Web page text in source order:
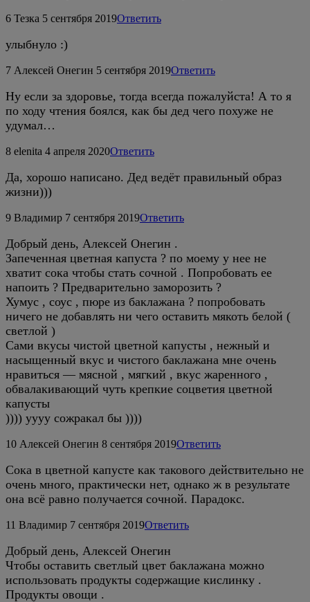
6 Тезка 5 сентября 2019Ответить
улыбнуло :)
7 Алексей Онегин 5 сентября 2019Ответить
Ну если за здоровье, тогда всегда пожалуйста! А то я
по ходу чтения боялся, как бы дед чего похуже не
удумал…
8 elenita 4 апреля 2020Ответить
Да, хорошо написано. Дед ведёт правильный образ
жизни)))
9 Владимир 7 сентября 2019Ответить
Добрый день, Алексей Онегин .
Запеченная цветная капуста ? по моему у нее не
хватит сока чтобы стать сочной . Попробовать ее
напоить ? Предварительно заморозить ?
Хумус , соус , пюре из баклажана ? попробовать
ничего не добавлять ни чего оставить мякоть белой (
светлой )
Сами вкусы чистой цветной капусты , нежный и
насыщенный вкус и чистого баклажана мне очень
нравиться — мясной , мягкий , вкус жаренного ,
обвалакивающий чуть крепкие соцветия цветной
капусты
)))) уууу сожракал бы ))))
10 Алексей Онегин 8 сентября 2019Ответить
Сока в цветной капусте как такового действительно не
очень много, практически нет, однако ж в результате
она всё равно получается сочной. Парадокс.
11 Владимир 7 сентября 2019Ответить
Добрый день, Алексей Онегин
Чтобы оставить светлый цвет баклажана можно
использовать продукты содержащие кислинку .
Продукты овощи .